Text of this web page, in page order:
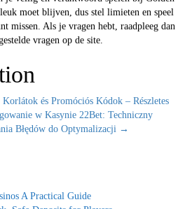
moet blijven, dus stel limieten en speel
missen. Als je vragen hebt, raadpleeg dan
vragen op de site.
és Promóciós Kódok – Részletes
w Kasynie 22Bet: Techniczny
Błędów do Optymalizacji →
A Practical Guide